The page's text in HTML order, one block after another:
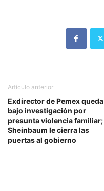
Artículo anterior
Exdirector de Pemex queda
bajo investigación por
presunta violencia familiar;
Sheinbaum le cierra las
puertas al gobierno